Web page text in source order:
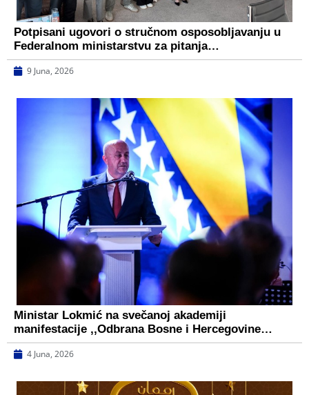
Potpisani ugovori o stručnom osposobljavanju u
Federalnom ministarstvu za pitanja…
9 Juna, 2026
Ministar Lokmić na svečanoj akademiji
manifestacije ,,Odbrana Bosne i Hercegovine…
4 Juna, 2026